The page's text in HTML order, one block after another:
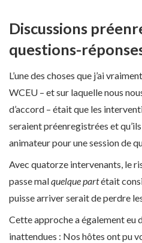
Discussions
questions-
L’une des choses que j’ai
WCEU – et sur laquelle nous
d’accord – était que les
seraient préenregistrées et
animateur pour une session de
Avec quatorze intervenants, le
passe malquelque partétait
puisse arriver serait de perdre
Cette approche a également eu
inattendues : Nos hôtes ont pu